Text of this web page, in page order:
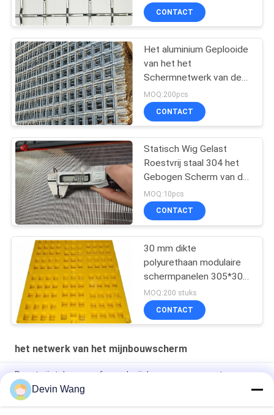
CONTACT
Het aluminium Geplooide
van het het
Schermnetwerk van de
Draadmijnbouw Infill
Comité voor 1 X 20
Meters Grootte
MOQ:200pcs
CONTACT
Statisch Wig Gelast
Roestvrij staal 304 het
Gebogen Scherm van de
Krommingszeef
MOQ:10pcs
CONTACT
30 mm dikte
polyurethaan modulaire
schermpanelen 305*305
in zeshoekige vorm
MOQ:200 stuks
CONTACT
het netwerk van het mijnbouwscherm
Roestvrijstalen geperforeerd mijnbouwgaas op maat
Mijnzeef Geweven Draad Gehaakte Trillingsschermgaas voor
Steenhouwerij
Devin Wang